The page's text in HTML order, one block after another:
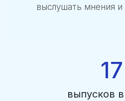
выслушать мнения и
17
выпусков